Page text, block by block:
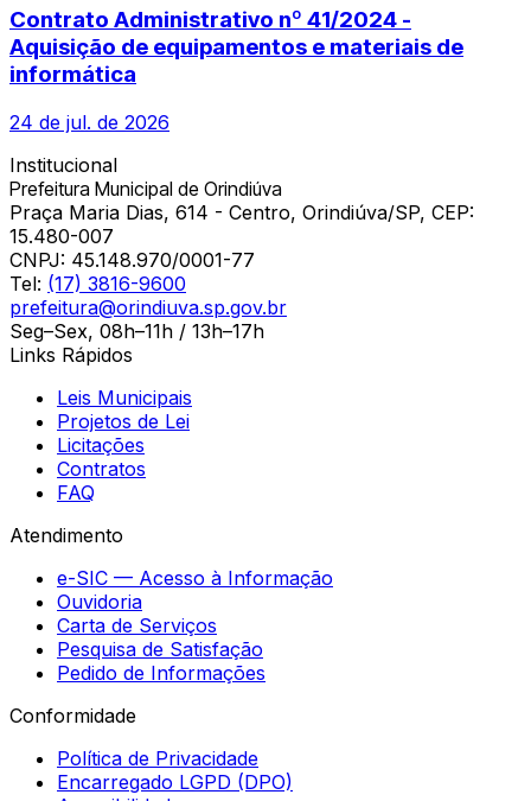
Contrato Administrativo nº 41/2024 -
Aquisição de equipamentos e materiais de
informática
24 de jul. de 2026
Institucional
Prefeitura Municipal de Orindiúva
Praça Maria Dias, 614 - Centro, Orindiúva/SP, CEP:
15.480-007
CNPJ: 45.148.970/0001-77
Tel: (17) 3816-9600
prefeitura@orindiuva.sp.gov.br
Seg–Sex, 08h–11h / 13h–17h
Links Rápidos
Leis Municipais
Projetos de Lei
Licitações
Contratos
FAQ
Atendimento
e-SIC — Acesso à Informação
Ouvidoria
Carta de Serviços
Pesquisa de Satisfação
Pedido de Informações
Conformidade
Política de Privacidade
Encarregado LGPD (DPO)